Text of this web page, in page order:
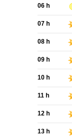
06 h
07 h
08 h
09 h
10 h
11 h
12 h
13 h